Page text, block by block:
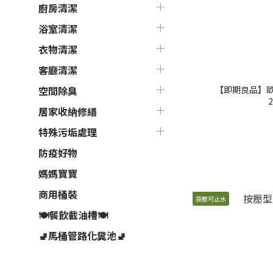
廚房清潔
浴室清潔
衣物清潔
客廳清潔
空間除臭
居家收納修繕
特殊污垢處理
防疫好物
媽媽寶寶
商用桶裝
🍽餐飲截油槽🍽
🚽馬桶管路化糞池🚽
【即期良品】
按壓可止水